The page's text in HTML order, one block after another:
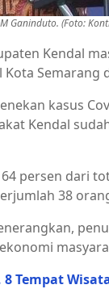
Ganinduto. (Foto:
Kendal
Kota
kasus
Kendal
persen dari
38
8 Tempat